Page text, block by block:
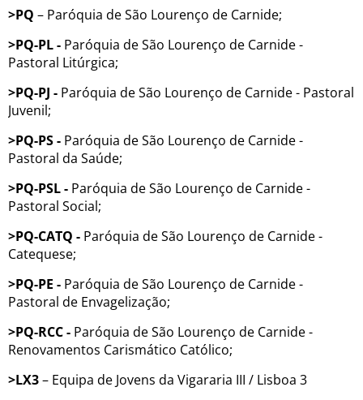
>PQ – Paróquia de São Lourenço de Carnide;
>PQ-PL - Paróquia de São Lourenço de Carnide -
Pastoral Litúrgica;
>PQ-PJ - Paróquia de São Lourenço de Carnide - Pastoral
Juvenil;
>PQ-PS - Paróquia de São Lourenço de Carnide -
Pastoral da Saúde;
>PQ-PSL - Paróquia de São Lourenço de Carnide -
Pastoral Social;
>PQ-CATQ - Paróquia de São Lourenço de Carnide -
Catequese;
>PQ-PE - Paróquia de São Lourenço de Carnide -
Pastoral de Envagelização;
>PQ-RCC - Paróquia de São Lourenço de Carnide -
Renovamentos Carismático Católico;
>LX3– Equipa de Jovens da Vigararia III / Lisboa 3